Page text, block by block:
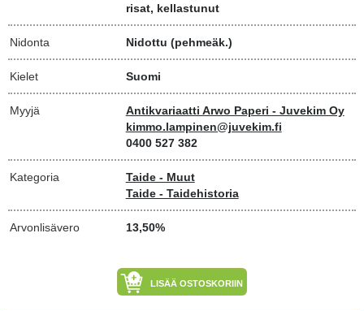
risat, kellastunut
Nidonta Nidottu (pehmeäk.)
Kielet Suomi
Myyjä
Antikvariaatti Arwo Paperi - Juvekim Oy
kimmo.lampinen@juvekim.fi
0400 527 382
Kategoria
Taide - Muut
Taide - Taidehistoria
Arvonlisävero 13,50%
LISÄÄ OSTOSKORIIN